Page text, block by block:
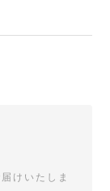
けいたしま